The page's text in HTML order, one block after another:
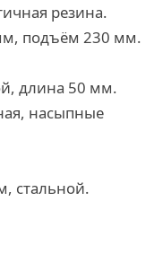
резина.
подъём 230 мм.
длина 50 мм.
насыпные
стальной.